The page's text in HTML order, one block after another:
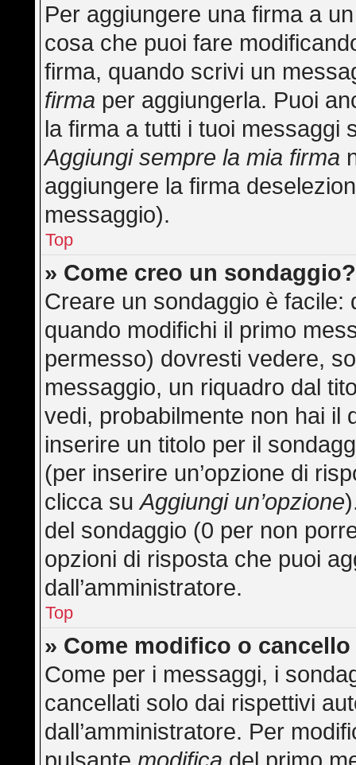
Per aggiungere una firma a
cosa che puoi fare
firma, quando scrivi un
firma per aggiungerla. Puoi
la firma a tutti i tuoi messaggi
Aggiungi sempre la mia firma
aggiungere la firma
messaggio).
Top
» Come creo un sondaggio?
Creare un sondaggio è
quando modifichi il primo
permesso) dovresti vedere,
messaggio, un riquadro dal
vedi, probabilmente non hai il
inserire un titolo per il
(per inserire un’opzione di
clicca suAggiungi un’opzione
del sondaggio (0 per non
opzioni di risposta che puoi
dall’amministratore.
Top
» Come modifico o
Come per i messaggi, i
cancellati solo dai rispettivi
dall’amministratore. Per